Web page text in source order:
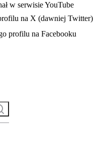
karcie
w serwisie YouTube
na X (dawniej Twitter)
karcie
profilu na Facebooku